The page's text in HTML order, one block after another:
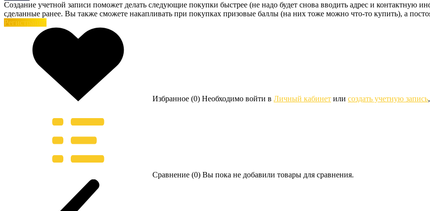
Создание учетной записи поможет делать следующие покупки быстрее (не надо будет снова вводить адрес и контактную
сделанные ранее. Вы также сможете накапливать при покупках призовые баллы (на них тоже можно что-то купить), а
Регистрация
Избранное (0) Необходимо войти в Личный кабинет или создать учетную запись
Сравнение (0) Вы пока не добавили товары для сравнения.